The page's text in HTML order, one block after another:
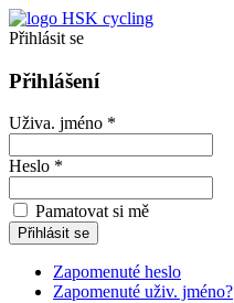
Přihlásit se
Přihlášení
Uživa. jméno *
Heslo *
Pamatovat si mě
Zapomenuté heslo
Zapomenuté uživ. jméno?